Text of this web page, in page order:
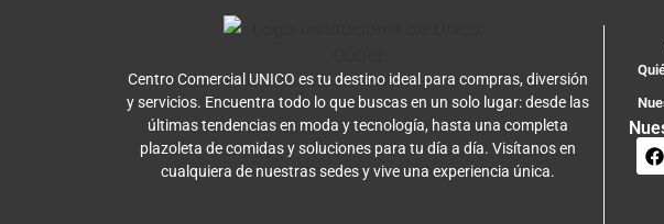
Centro Comercial UNICO es tu destino ideal para compras, diversión
y servicios. Encuentra todo lo que buscas en un solo lugar: desde las
últimas tendencias en moda y tecnología, hasta una completa
plazoleta de comidas y soluciones para tu día a día. Visítanos en
cualquiera de nuestras sedes y vive una experiencia única.